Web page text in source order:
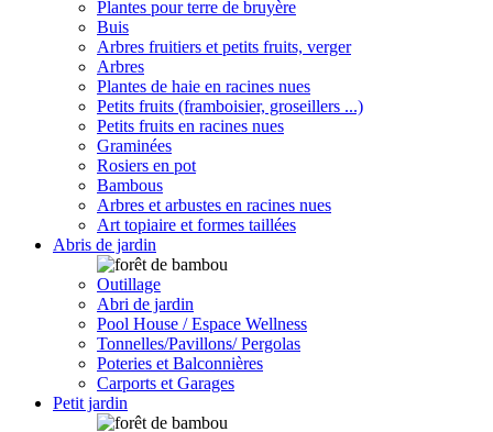
Plantes pour terre de bruyère
Buis
Arbres fruitiers et petits fruits, verger
Arbres
Plantes de haie en racines nues
Petits fruits (framboisier, groseillers ...)
Petits fruits en racines nues
Graminées
Rosiers en pot
Bambous
Arbres et arbustes en racines nues
Art topiaire et formes taillées
Abris de jardin
Outillage
Abri de jardin
Pool House / Espace Wellness
Tonnelles/Pavillons/ Pergolas
Poteries et Balconnières
Carports et Garages
Petit jardin